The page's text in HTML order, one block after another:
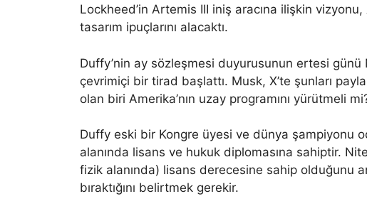
Lockheed’in Artemis III iniş aracına ilişkin
tasarım ipuçlarını alacaktı.
Duffy’nin ay sözleşmesi duyurusunun ertesi günü
çevrimiçi bir tirad başlattı. Musk, X’te şunları
olan biri Amerika’nın uzay programını yürütmeli
Duffy eski bir Kongre üyesi ve dünya şampiyonu
alanında lisans ve hukuk diplomasına sahiptir.
fizik alanında) lisans derecesine sahip olduğunu
bıraktığını belirtmek gerekir.